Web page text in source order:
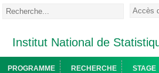
Institut National de
PROGRAMME RECHERCHE STAGE